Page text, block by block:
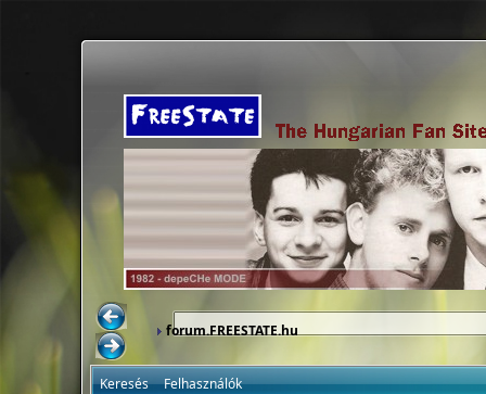
forum.FREESTATE.hu
Keresés Felhasználók